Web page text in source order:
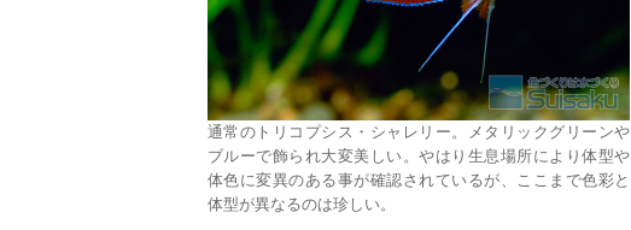
通常のトリコプシス・シャレリー。メタリックグリーンや
ブルーで飾られ大変美しい。やはり生息場所により体型や
体色に変異のある事が確認されているが、ここまで色彩と
体型が異なるのは珍しい。